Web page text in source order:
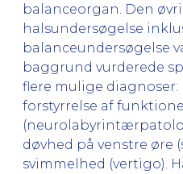
balanceorgan. Den
halsundersøgelse
balanceundersøgelse
baggrund vurderede
flere mulige
forstyrrelse af
døvhed på venstre øre
svimmelhed (vertigo).